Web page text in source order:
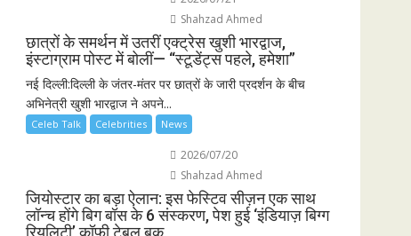
Shahzad Ahmed
छात्रों के समर्थन में उतरीं एक्ट्रेस खुशी भारद्वाज,
इंस्टाग्राम पोस्ट में बोलीं— “स्टूडेंट्स पहले, हमेशा”
नई दिल्ली:दिल्ली के जंतर-मंतर पर छात्रों के जारी प्रदर्शन के बीच
अभिनेत्री खुशी भारद्वाज ने अपने...
Celeb Talk Celebrities News
2026/07/20
Shahzad Ahmed
जियोस्टार का बड़ा ऐलान: इस फेस्टिव सीज़न एक साथ
लॉन्च होंगे बिग बॉस के 6 संस्करण, पेश हुई ‘इंडियाज़ बिग्ग
रियलिटी’ कॉफी टेबल बुक